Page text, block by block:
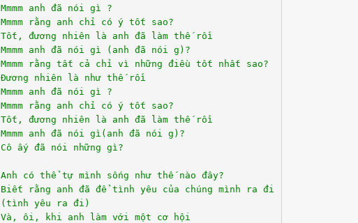
Mmmm anh đã nói gì ?
Mmmm rằng anh chỉ có ý tốt sao?
Tốt, đương nhiên là anh đã làm thế rồi
Mmmm anh đã nói gì (anh đã nói g)?
Mmmm rằng tất cả chỉ vì những điều tốt nhất sao?
Đương nhiên là như thế rồi
Mmmm anh đã nói gì ?
Mmmm rằng anh chỉ có ý tốt sao?
Tốt, đương nhiên là anh đã làm thế rồi
Mmmm anh đã nói gì(anh đã nói g)?
Cô ấy đã nói những gì?
Anh có thể tự mình sống như thế nào đây?
Biết rằng anh đã để tình yêu của chúng mình ra đi
(tình yêu ra đi)
Và, ôi, khi anh làm với một cơ hội